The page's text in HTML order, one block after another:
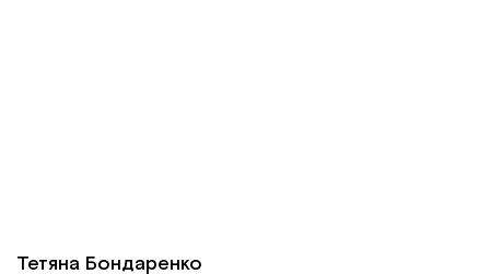
Тетяна Бондаренко